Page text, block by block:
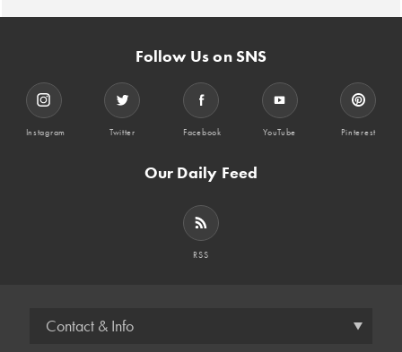
Follow Us on SNS
Instagram Twitter Facebook YouTube Pinterest
Our Daily Feed
RSS
Contact & Info